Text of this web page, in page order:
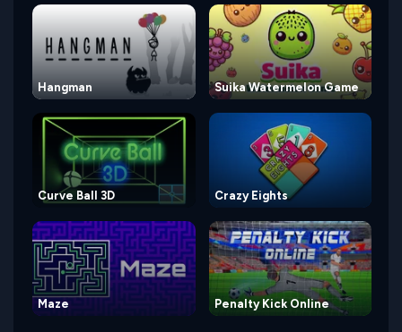
Hangman Suika Watermelon Game
Curve Ball 3D Crazy Eights
Maze Penalty Kick Online